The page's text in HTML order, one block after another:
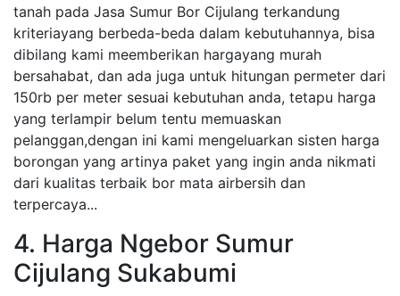
tanah pada Jasa Sumur Bor Cijulang terkandung
kriteriayang berbeda-beda dalam kebutuhannya, bisa
dibilang kami meemberikan hargayang murah
bersahabat, dan ada juga untuk hitungan permeter dari
150rb per meter sesuai kebutuhan anda, tetapu harga
yang terlampir belum tentu memuaskan
pelanggan,dengan ini kami mengeluarkan sisten harga
borongan yang artinya paket yang ingin anda nikmati
dari kualitas terbaik bor mata airbersih dan
terpercaya...
4. Harga Ngebor Sumur
Cijulang Sukabumi